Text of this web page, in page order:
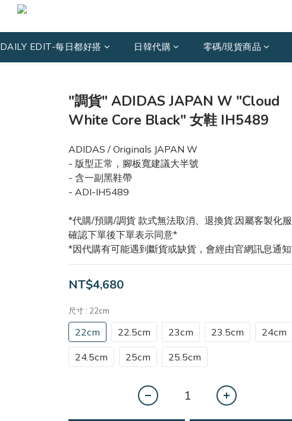
DAILY EDIT-每日都好搭 日韓代購 零碼/現貨商品
"調貨" ADIDAS JAPAN W "Cloud
White Core Black" 女鞋 IH5489
ADIDAS / Originals JAPAN W
- 版型正常，腳板寬建議大半號
- 含一副黑鞋帶
- ADI-IH5489
*代購/預購/調貨 款式無法取消、退換貨,因屬客製化
確認下單後下單表示同意*
*因代購有可能遇到斷貨或缺貨，會經由官網訊息通
NT$4,680
尺寸 : 22cm
22cm 22.5cm 23cm 23.5cm 24cm
24.5cm 25cm 25.5cm